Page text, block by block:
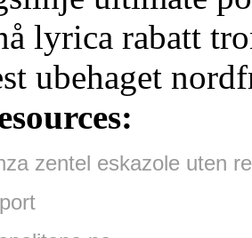
lyrica rabatt
ubehaget
zentel eskazole uten